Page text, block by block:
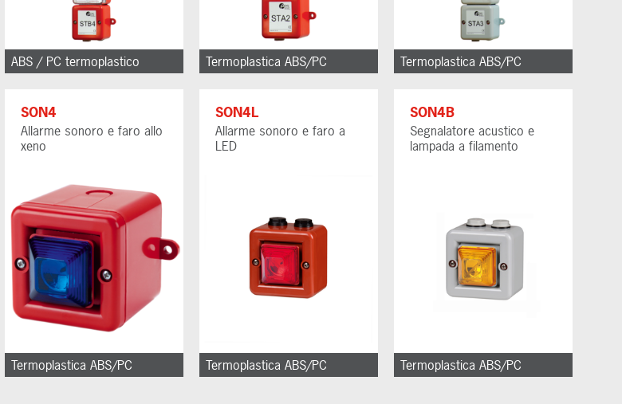
ABS / PC termoplastico Termoplastica ABS/PC Termoplastica ABS/PC
SON4
Allarme sonoro e faro allo
xeno
Termoplastica ABS/PC
SON4L
Allarme sonoro e faro a
LED
Termoplastica ABS/PC
SON4B
Segnalatore acustico e
lampada a filamento
Termoplastica ABS/PC